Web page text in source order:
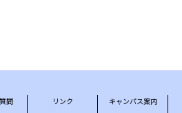
問 リンク キャンパス案内